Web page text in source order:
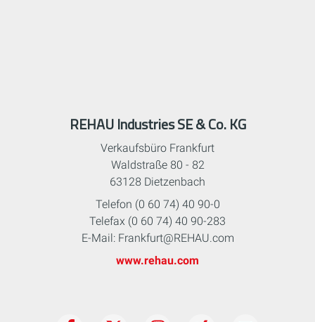
REHAU Industries SE & Co. KG
Verkaufsbüro Frankfurt
Waldstraße 80 - 82
63128 Dietzenbach
Telefon (0 60 74) 40 90-0
Telefax (0 60 74) 40 90-283
E-Mail: Frankfurt@REHAU.com
www.rehau.com